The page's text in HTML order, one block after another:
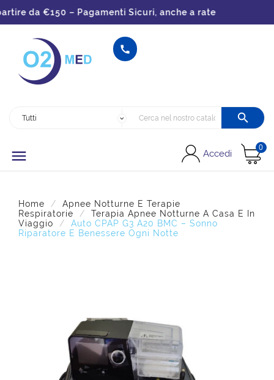
da €150 – Pagamenti Sicuri, anche a rate


 Accedi
0
Home
Apnee Notturne E Terapie
Respiratorie
Terapia Apnee Notturne A Casa E In
Viaggio
Auto CPAP G3 A20 BMC – Sonno
Riparatore E Benessere Ogni Notte